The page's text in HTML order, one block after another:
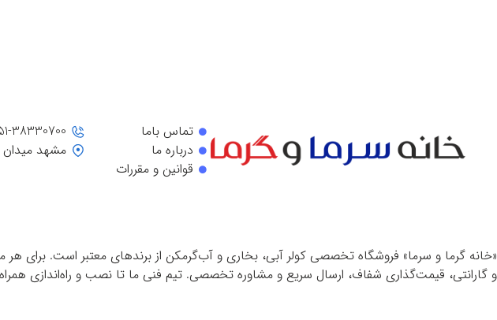
38330700
مشهد میدان گاراژدارها
تماس باما
درباره ما
قوانین و مقررات
«خانه گرما و سرما» فروشگاه تخصصی کولر آبی، بخاری و آب‌گرمکن از برندهای معتبر است. برای هر
و گارانتی، قیمت‌گذاری شفاف، ارسال سریع و مشاوره تخصصی. تیم فنی ما تا نصب و راه‌اندازی